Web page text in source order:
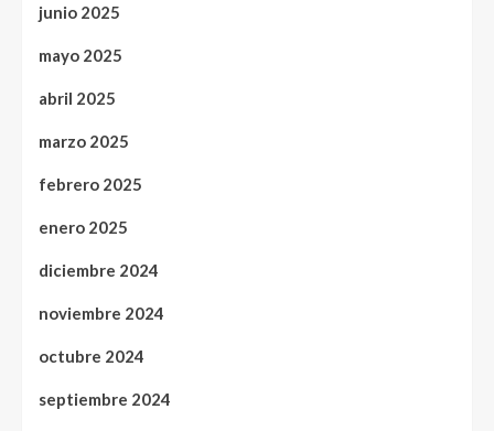
junio 2025
mayo 2025
abril 2025
marzo 2025
febrero 2025
enero 2025
diciembre 2024
noviembre 2024
octubre 2024
septiembre 2024